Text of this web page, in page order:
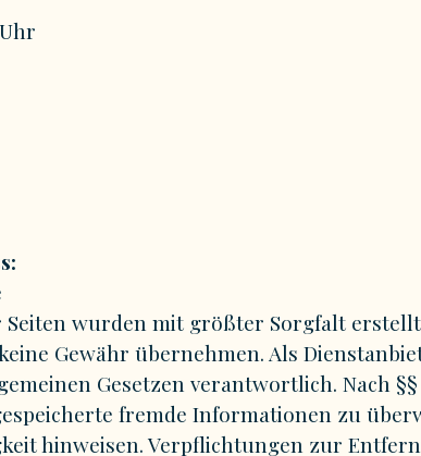
wurden mit größter Sorgfalt
Gewähr übernehmen. Als
Gesetzen verantwortlich. Nach
fremde Informationen zu
hinweisen. Verpflichtungen zur